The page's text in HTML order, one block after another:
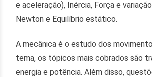
e aceleração), Inércia, Força e
Newton e Equilíbrio estático.
A mecânica é o estudo dos
tema, os tópicos mais cobrados são
energia e potência. Além disso,